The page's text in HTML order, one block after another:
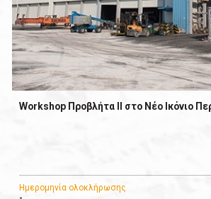
Workshop Προβλήτα ΙΙ στο Νέο Ικόνιο
Ημερομηνία ολοκλήρωσης